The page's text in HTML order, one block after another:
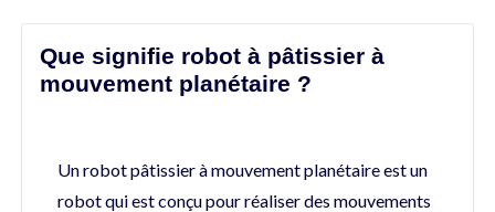
Que signifie robot à pâtissier à
mouvement planétaire ?
Un robot pâtissier à mouvement planétaire est un
robot qui est conçu pour réaliser des mouvements